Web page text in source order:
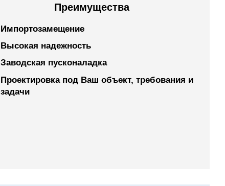
Преимущества
Импортозамещение
Высокая надежность
Заводская пусконаладка
Проектировка под Ваш объект, требования и
задачи